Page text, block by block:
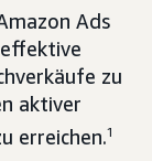
Ads
zu
aktiver
erreichen.1